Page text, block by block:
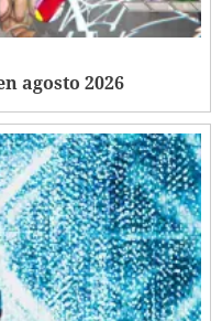
agosto 2026